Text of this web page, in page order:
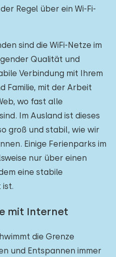
Regel über ein Wi-Fi-
sind die WiFi-Netze im
Qualität und
Verbindung mit Ihrem
Familie, mit der Arbeit
wo fast alle
Im Ausland ist dieses
groß und stabil, wie wir
Einige Ferienparks im
nur über einen
eine stabile
ist.
mit Internet
die Grenze
und Entspannen immer